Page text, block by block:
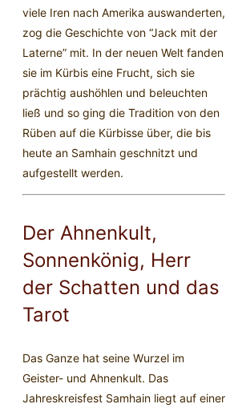
viele Iren nach Amerika auswanderten,
zog die Geschichte von “Jack mit der
Laterne” mit. In der neuen Welt fanden
sie im Kürbis eine Frucht, sich sie
prächtig aushöhlen und beleuchten
ließ und so ging die Tradition von den
Rüben auf die Kürbisse über, die bis
heute an Samhain geschnitzt und
aufgestellt werden.
Der Ahnenkult,
Sonnenkönig, Herr
der Schatten und das
Tarot
Das Ganze hat seine Wurzel im
Geister- und Ahnenkult. Das
Jahreskreisfest Samhain liegt auf einer